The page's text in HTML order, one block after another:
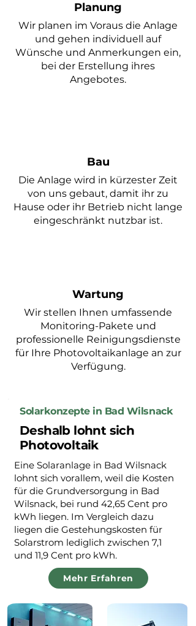
Planung
Wir planen im Voraus die Anlage
und gehen individuell auf
Wünsche und Anmerkungen ein,
bei der Erstellung ihres
Angebotes.
Bau
Die Anlage wird in kürzester Zeit
von uns gebaut, damit ihr zu
Hause oder ihr Betrieb nicht lange
eingeschränkt nutzbar ist.
Wartung
Wir stellen Ihnen umfassende
Monitoring-Pakete und
professionelle Reinigungsdienste
für Ihre Photovoltaikanlage an zur
Verfügung.
Solarkonzepte in Bad Wilsnack
Deshalb lohnt sich
Photovoltaik
Eine Solaranlage in Bad Wilsnack
lohnt sich vorallem, weil die Kosten
für die Grundversorgung in Bad
Wilsnack, bei rund 42,65 Cent pro
kWh liegen. Im Vergleich dazu
liegen die Gestehungskosten für
Solarstrom lediglich zwischen 7,1
und 11,9 Cent pro kWh.
Mehr Erfahren